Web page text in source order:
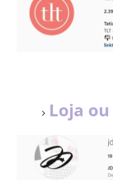
Loja